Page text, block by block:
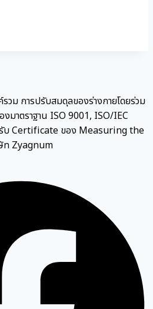
วม การปรับสมดุลของร่างกายโดยร่วม
มาตราฐาน ISO 9001, ISO/IEC
รับ Certificate ของ Measuring the
ท Zyagnum